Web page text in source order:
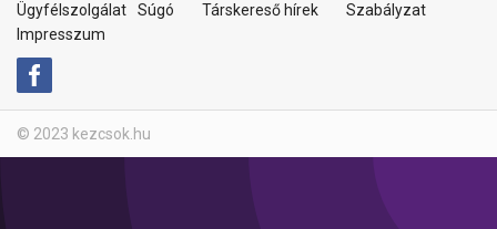
Ügyfélszolgálat Súgó Társkereső hírek
Szabályzat
Impresszum
© 2023 kezcsok.hu